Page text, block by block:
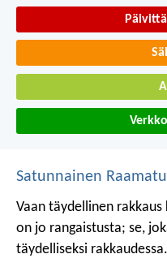
Satunnainen
Vaan täydellinen
on jo rangaistusta; se,
täydelliseksi rakkaudessa.